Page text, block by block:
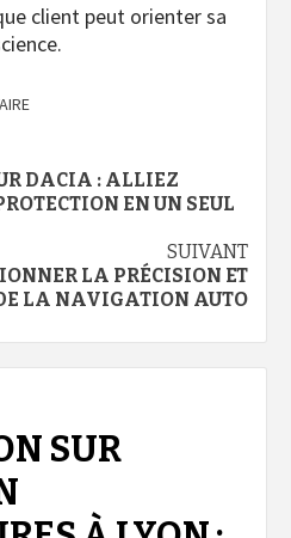
client peut orienter sa
DACIA : ALLIEZ
EN UN SEUL
SUIVANT
LA PRÉCISION ET
LA NAVIGATION AUTO
SUR